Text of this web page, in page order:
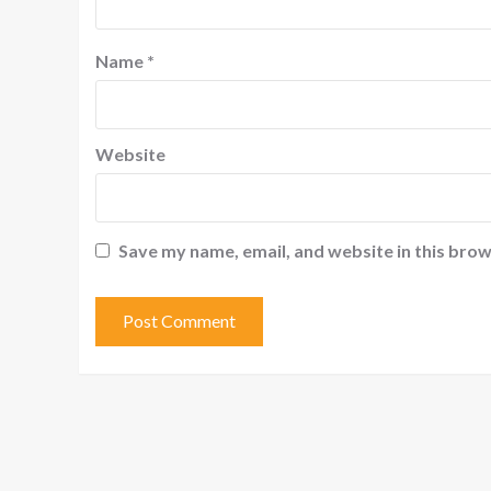
Name *
Website
Save my name, email, and website in this